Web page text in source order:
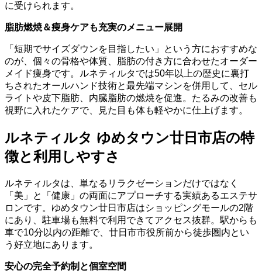
に受けられます。
脂肪燃焼＆痩身ケアも充実のメニュー展開
「短期でサイズダウンを目指したい」という方におすすめな
のが、個々の骨格や体質、脂肪の付き方に合わせたオーダー
メイド痩身です。ルネティルタでは50年以上の歴史に裏打
ちされたオールハンド技術と最先端マシンを併用して、セル
ライトや皮下脂肪、内臓脂肪の燃焼を促進。たるみの改善も
視野に入れたケアで、見た目も体も軽やかに仕上げます。
ルネティルタ ゆめタウン廿日市店の特
徴と利用しやすさ
ルネティルタは、単なるリラクゼーションだけではなく
「美」と「健康」の両面にアプローチする実績あるエステサ
ロンです。ゆめタウン廿日市店はショッピングモールの2階
にあり、駐車場も無料で利用できてアクセス抜群。駅からも
車で10分以内の距離で、廿日市市役所前から徒歩圏内とい
う好立地にあります。
安心の完全予約制と個室空間